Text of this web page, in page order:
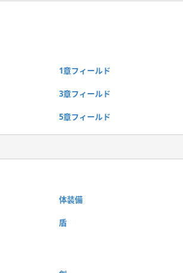
1章フィールド
3章フィールド
5章フィールド
体装備
盾